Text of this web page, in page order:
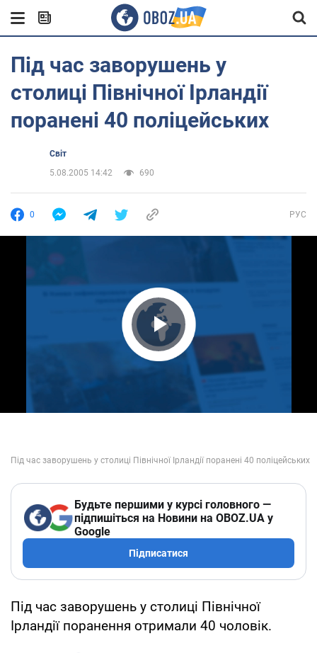
Під час заворушень у
столиці Північної Ірландії
поранені 40 поліцейських
Світ
5.08.2005 14:42
690
0 РУС
Play Video
Будьте першими у курсі головного —
підпишіться на Новини на OBOZ.UA у
Google
Підписатися
Під час заворушень у столиці Північної
Ірландії поранення отримали 40 чоловік.